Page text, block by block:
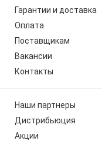
Гарантии и доставка
Оплата
Поставщикам
Вакансии
Контакты
Наши партнеры
Дистрибьюция
Акции